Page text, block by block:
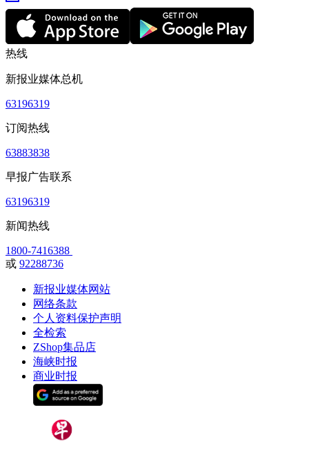
热线
新报业媒体总机
63196319
订阅热线
63883838
早报广告联系
63196319
新闻热线
1800-7416388
或 92288736
新报业媒体网站
网络条款
个人资料保护声明
全检索
ZShop集品店
海峡时报
商业时报